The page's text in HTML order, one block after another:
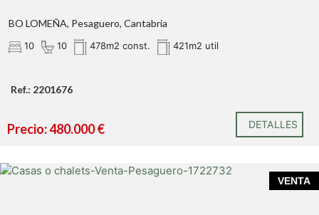
BO LOMEÑA, Pesaguero, Cantabria
10 10 478m2 const. 421m2 util
Ref.: 2201676
Precio: 480.000 € DETALLES
VENTA
Cuadra-pajar con finca en venta – Oportunidad de